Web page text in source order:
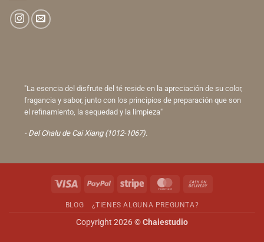
"La esencia del disfrute del té reside en la apreciación de su color,
fragancia y sabor, junto con los principios de preparación que son
el refinamiento, la sequedad y la limpieza"
- Del Chalu de Cai Xiang (1012-1067).
Visa PayPal Stripe MasterCard
BLOG ¿TIENES ALGUNA PREGUNTA?
Copyright 2026 ©Chaiestudio